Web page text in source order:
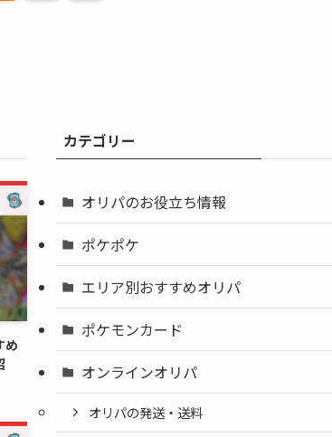
め
カテゴリー
オリパのお役立ち情報
ポケポケ
エリア別おすすめオリパ
ポケモンカード
オンラインオリパ
オリパの発送・送料